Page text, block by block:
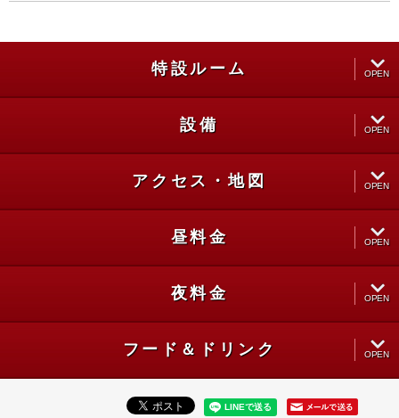
特設ルーム OPEN
CLOSE
設備 OPEN
CLOSE
アクセス・地図 OPEN
CLOSE
昼料金 OPEN
CLOSE
夜料金 OPEN
CLOSE
フード＆ドリンク OPEN